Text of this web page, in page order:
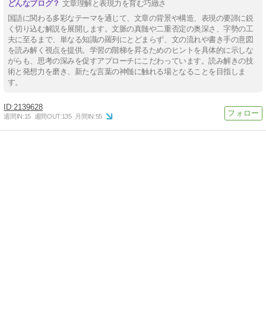
文章理解と表現力を育む巧緻さ
国語に関わる多彩なテーマを通じて、文章の背景や構造、表現の要諦に鋭
く切り込む解説を展開します。文脈の真髄や二重否定の奥深さ、字勢の工
夫に至るまで、単なる知識の羅列にとどまらず、文の流れや書き手の意図
を読み解く視点を提供。学習の階梯を昇るためのヒントを具体的に示しな
がらも、思考の深みを促すアプローチにこだわっています。読み解きの技
術と発想力を磨き、新たな言葉の神髄に触れる場となることを目指しま
す。
2139628
週間IN:15 週間OUT:135 月間IN:55